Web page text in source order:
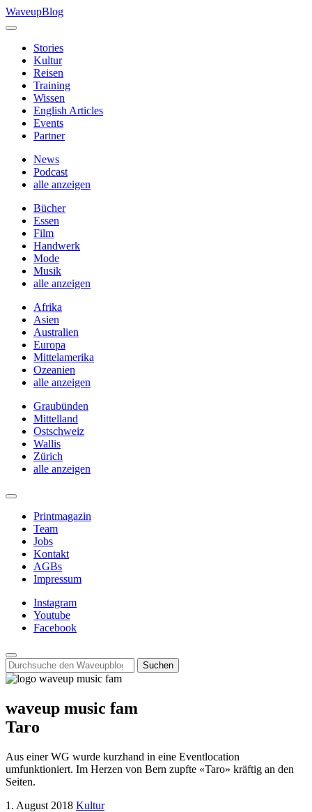
Skip
to
WaveupBlog
Stories
Kultur
Reisen
Training
Wissen
English Articles
Events
Partner
News
Podcast
alle anzeigen
Bücher
Essen
Film
Handwerk
Mode
Musik
alle anzeigen
Afrika
Asien
Australien
Europa
Mittelamerika
Ozeanien
alle anzeigen
Graubünden
Mittelland
Ostschweiz
Wallis
Zürich
alle anzeigen
Printmagazin
Team
Jobs
Kontakt
AGBs
Impressum
Instagram
Youtube
Facebook
Search
for:
waveup music fam
Taro
Aus einer WG wurde kurzhand in eine Eventlocation
umfunktioniert. Im Herzen von Bern zupfte «Taro» kräftig an den
Seiten.
1. August 2018 Kultur